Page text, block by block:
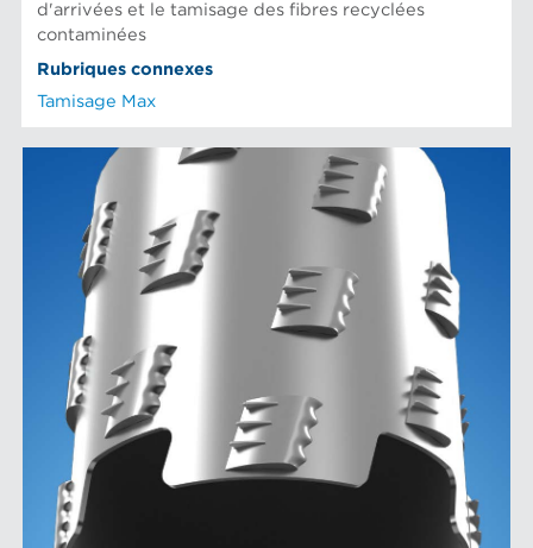
d'arrivées et le tamisage des fibres recyclées
contaminées
Rubriques connexes
Tamisage Max